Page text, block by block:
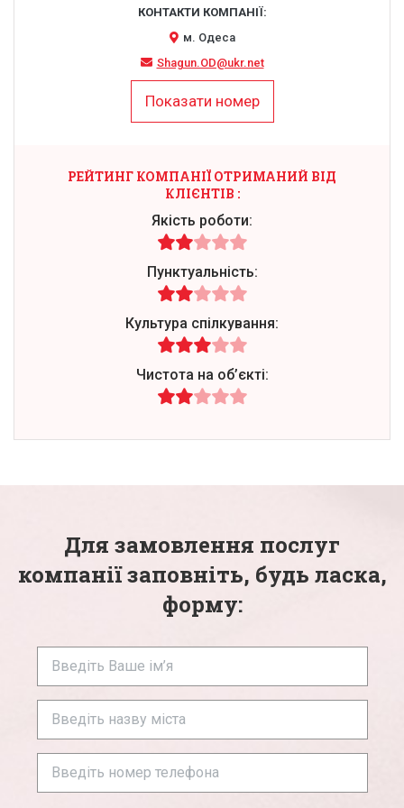
КОНТАКТИ КОМПАНІЇ:
м. Одеса
Shagun.OD@ukr.net
Показати номер
РЕЙТИНГ КОМПАНІЇ ОТРИМАНИЙ ВІД
КЛІЄНТІВ :
Якість роботи:
Пунктуальність:
Культура спілкування:
Чистота на об’єкті:
Для замовлення послуг
компанії заповніть, будь ласка,
форму: